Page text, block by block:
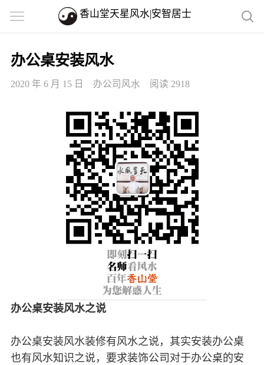
香山堂天星风水|安智居士
办公桌安装风水
2020 年 6 月 15 日 办公司风水 阅读 2918
办公桌安装风水之说
办公桌安装风水装修有风水之说，其实安装办公桌
也有风水知识之说，要求装饰公司对于办公桌的安